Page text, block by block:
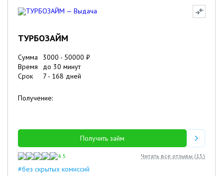
ТУРБОЗАЙМ
Сумма 3000 - 50000 ₽
Время
до 30 минут
Срок
7 - 168 дней
Получение:
Получить займ
4.5 Читать все отзывы (15)
#без скрытых комиссий